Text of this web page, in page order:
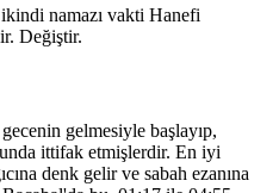
namazı vakti Hanefi
Değiştir.
gelmesiyle başlayıp,
ittifak etmişlerdir. En iyi
denk gelir ve sabah ezanına